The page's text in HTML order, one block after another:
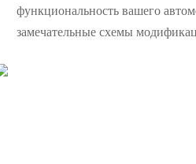
функциональность вашего
замечательные схемы